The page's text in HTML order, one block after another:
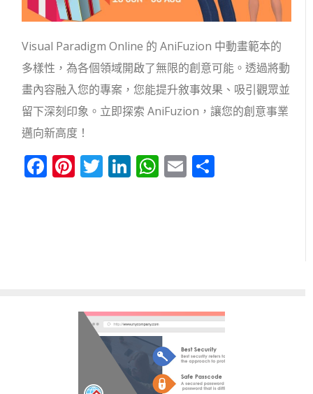
Visual Paradigm Online 的 AniFuzion 中動畫範本的
多樣性，為各個領域開啟了無限的創意可能。透過將動
畫內容融入您的專案，您能提升敘事效果、吸引觀眾並
留下深刻印象。立即探索 AniFuzion，讓您的創意事業
邁向新高度！
Facebook
Pinterest
Twitter
LinkedIn
WhatsApp
Email